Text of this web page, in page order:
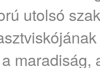
utolsó
maradiság,